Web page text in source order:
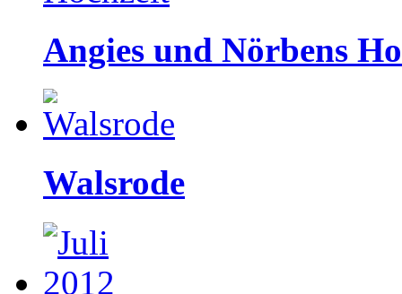
Angies und Nörbens
Walsrode